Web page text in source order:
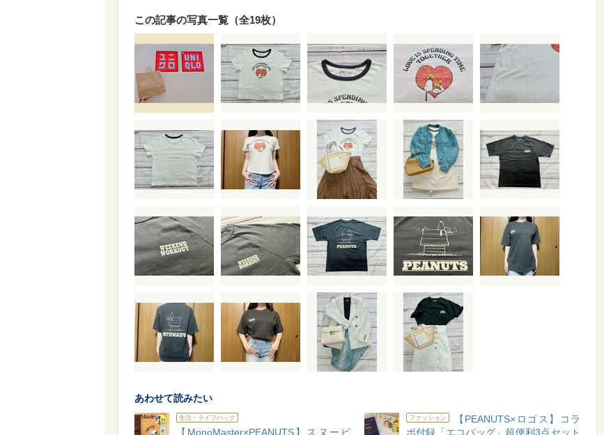
この記事の写真一覧（全19枚）
あわせて読みたい
生活・ライフハック
【MonoMaster×PEANUTS】スヌーピ
ファッション
【PEANUTS×ロゴス】コラ
ボ付録「エコバッグ」超便利3点セット